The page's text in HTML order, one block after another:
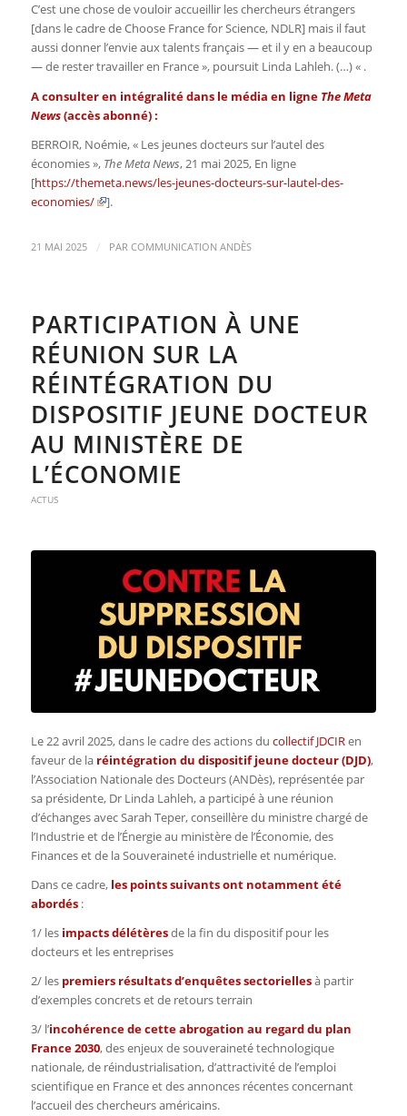
C’est une chose de vouloir accueillir les chercheurs étrangers
[dans le cadre de Choose France for Science, NDLR] mais il faut
aussi donner l’envie aux talents français — et il y en a beaucoup
— de rester travailler en France », poursuit Linda Lahleh. (…) « .
A consulter en intégralité dans le média en ligne The Meta
News(accès abonné) :
BERROIR, Noémie, « Les jeunes docteurs sur l’autel des
économies », The Meta News, 21 mai 2025, En ligne
[https://themeta.news/les-jeunes-docteurs-sur-lautel-des-
economies/
].
21 MAI 2025 / PAR COMMUNICATION ANDÈS
PARTICIPATION À UNE
RÉUNION SUR LA
RÉINTÉGRATION DU
DISPOSITIF JEUNE DOCTEUR
AU MINISTÈRE DE
L’ÉCONOMIE
ACTUS
Le 22 avril 2025, dans le cadre des actions du collectif JDCIRen
faveur de la réintégration du dispositif jeune docteur (DJD),
l’Association Nationale des Docteurs (ANDès), représentée par
sa présidente, Dr Linda Lahleh, a participé à une réunion
d’échanges avec Sarah Teper, conseillère du ministre chargé de
l’Industrie et de l’Énergieau ministèrede l’Économie, des
Finances et de la Souveraineté industrielle et numérique.
Dans ce cadre,les points suivants ont notamment été
abordés:
1/ les impacts délétèresde la fin du dispositif pour les
docteurs et les entreprises
2/ les premiers résultats d’enquêtes sectoriellesà partir
d’exemples concrets et de retours terrain
3/ l’incohérence de cette abrogation au regard du plan
France 2030, des enjeux de souveraineté technologique
nationale, de réindustrialisation, d’attractivité de l’emploi
scientifique en France et des annonces récentes concernant
l’accueil des chercheurs américains.